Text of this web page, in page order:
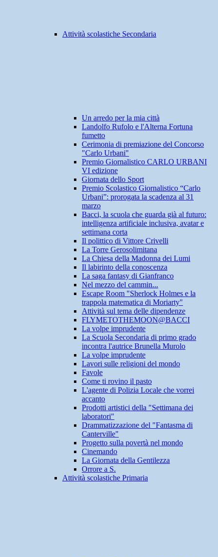
Attività scolastiche Secondaria
Un arredo per la mia città
Landolfo Rufolo e l'Alterna Fortuna
fumetto
Cerimonia di premiazione del Concorso
"Carlo Urbani"
Premio Giornalistico CARLO URBANI
VI edizione
Giornata dello Sport
Premio Scolastico Giornalistico “Carlo
Urbani”: prorogata la scadenza al 31
marzo
Bacci, la scuola che guarda già al futuro:
intelligenza artificiale inclusiva, avatar e
settimana corta
Il polittico di Vittore Crivelli
La Torre Gerosolimitana
La Chiesa della Madonna dei Lumi
Il labirinto della conoscenza
La saga fantasy di Gianfranco
Nel mezzo del cammin...
Escape Room "Sherlock Holmes e la
trappola matematica di Moriarty"
Attività sul tema delle dipendenze
FLYMETOTHEMOON@BACCI
La volpe imprudente
La Scuola Secondaria di primo grado
incontra l'autrice Brunella Murolo
La volpe imprudente
Lavori sulle religioni del mondo
Favole
Come ti rovino il pasto
L'agente di Polizia Locale che vorrei
accanto
Prodotti artistici della "Settimana dei
laboratori"
Drammatizzazione del "Fantasma di
Canterville"
Progetto sulla povertà nel mondo
Cinemando
La Giornata della Gentilezza
Orrore a S.
Attività scolastiche Primaria